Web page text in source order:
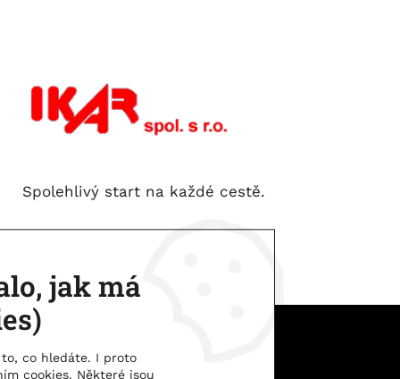
Spolehlivý start na každé cestě.
jak má
co hledáte. I proto
cookies. Některé jsou